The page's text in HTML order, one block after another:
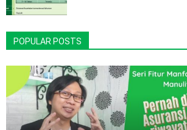
POPULAR POSTS